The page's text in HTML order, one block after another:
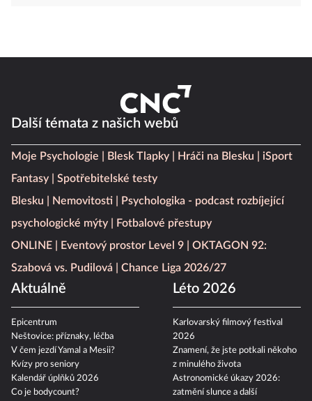
Další témata z našich webů
Moje Psychologie Blesk Tlapky Hráči na Blesku
iSport
Fantasy
Spotřebitelské testy
Blesku
Nemovitosti
Psychologika - podcast rozbíjející
psychologické mýty
Fotbalové přestupy
ONLINE
Eventový prostor Level 9
OKTAGON 92:
Szabová vs. Pudilová
Chance Liga 2026/27
Aktuálně
Epicentrum
Neštovice: příznaky, léčba
V čem jezdí Yamal a Mesii?
Kvízy pro seniory
Kalendář úplňků 2026
Co je bodycount?
Léto 2026
Karlovarský filmový festival
2026
Znamení, že jste potkali někoho
z minulého života
Astronomické úkazy 2026:
zatmění slunce a další